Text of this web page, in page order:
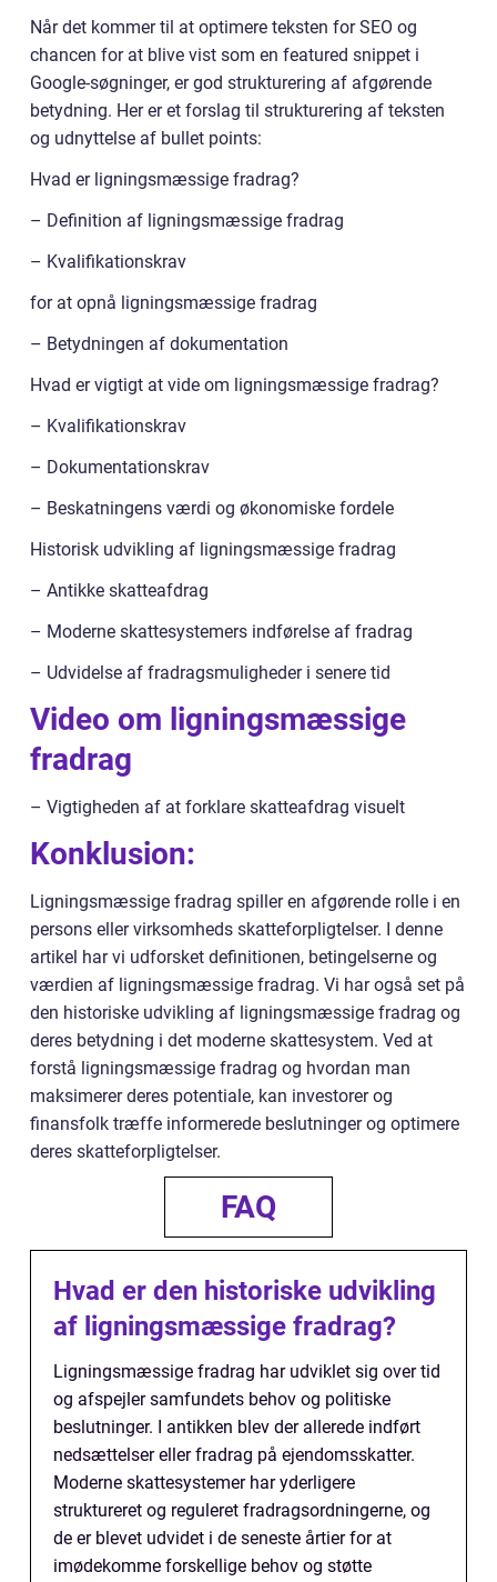
Når det kommer til at optimere teksten for SEO og
chancen for at blive vist som en featured snippet i
Google-søgninger, er god strukturering af afgørende
betydning. Her er et forslag til strukturering af teksten
og udnyttelse af bullet points:
Hvad er ligningsmæssige fradrag?
– Definition af ligningsmæssige fradrag
– Kvalifikationskrav
for at opnå ligningsmæssige fradrag
– Betydningen af dokumentation
Hvad er vigtigt at vide om ligningsmæssige fradrag?
– Kvalifikationskrav
– Dokumentationskrav
– Beskatningens værdi og økonomiske fordele
Historisk udvikling af ligningsmæssige fradrag
– Antikke skatteafdrag
– Moderne skattesystemers indførelse af fradrag
– Udvidelse af fradragsmuligheder i senere tid
Video om ligningsmæssige
fradrag
– Vigtigheden af at forklare skatteafdrag visuelt
Konklusion:
Ligningsmæssige fradrag spiller en afgørende rolle i en
persons eller virksomheds skatteforpligtelser. I denne
artikel har vi udforsket definitionen, betingelserne og
værdien af ligningsmæssige fradrag. Vi har også set på
den historiske udvikling af ligningsmæssige fradrag og
deres betydning i det moderne skattesystem. Ved at
forstå ligningsmæssige fradrag og hvordan man
maksimerer deres potentiale, kan investorer og
finansfolk træffe informerede beslutninger og optimere
deres skatteforpligtelser.
FAQ
Hvad er den historiske udvikling
af ligningsmæssige fradrag?
Ligningsmæssige fradrag har udviklet sig over tid
og afspejler samfundets behov og politiske
beslutninger. I antikken blev der allerede indført
nedsættelser eller fradrag på ejendomsskatter.
Moderne skattesystemer har yderligere
struktureret og reguleret fradragsordningerne, og
de er blevet udvidet i de seneste årtier for at
imødekomme forskellige behov og støtte